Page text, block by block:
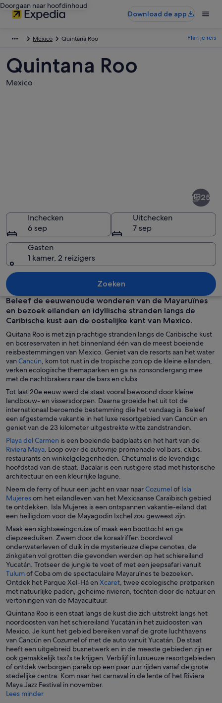
Doorgaan naar hoofdinhoud
Download de app
Mexico Quintana Roo Plan je reis
Quintana Roo
Mexico
Een strand met helder turquoise
25
Inchecken
6 sep
Uitchecken
7 sep
Gasten
1 kamer, 2 reizigers
Zoeken
Beleef de eeuwenoude wonderen van de Mayaruïnes
en bezoek eilanden en idyllische stranden langs de
Caribische kust aan de oostelijke kant van Mexico.
Quitana Roo is met zijn prachtige stranden langs de Caribische kust
en bosreservaten in het binnenland één van de meest boeiende
reisbestemmingen van Mexico. Geniet van de resorts aan het water
vanCancúnO
p
e
t
i
n
e
e
n
n
i
e
u
v
e
n
s
t
e
r
, kom tot rust in de tropische zon op de kleine eilanden,
verken ecologische themaparken en ga na zonsondergang mee
met de nachtbrakers naar de bars en clubs.
Tot laat 20e eeuw werd de staat vooral bewoond door kleine
landbouw- en vissersdorpen. Daarna groeide het uit tot de
internationaal beroemde bestemming die het vandaag is. Beleef
een afgestemde vakantie in het luxe resortgebied van Cancún en
geniet van de 23 kilometer uitgestrekte witte zandstranden.
Playa del CarmenO
p
e
n
t
n
e
e
n
n
i
e
u
w
v
e
n
s
e
r
is een boeiende badplaats en het hart van de
Riviera MayaO
p
e
n
i
n
e
e
n
n
i
e
u
w
v
e
n
t
e
r
. Loop over de autovrije promenade vol bars, clubs,
restaurants en winkelgelegenheden. Chetumal is de levendige
hoofdstad van de staat. Bacalar is een rustigere stad met historische
architectuur en een kleurrijke lagune.
Neem de ferry of huur een jacht en vaar naarCozumelO
p
e
n
i
n
e
e
n
n
e
w
v
e
n
s
t
e
r
of Isla
MujeresO
p
e
t
i
n
e
e
n
n
i
e
u
w
v
e
n
s
t
e
r
om het eilandleven van het Mexicaanse Caraïbisch gebied
te ontdekken. Isla Mujeres is een ontspannen vakantie-eiland dat
een heiligdom voor de Mayagodin Ixchel zou geweest zijn.
Maak een sightseeingcruise of maak een boottocht en ga
diepzeeduiken. Zwem door de koraalriffen boordevol
onderwaterleven of duik in de mysterieuze diepe cenotes, de
zinkgaten vol grotten die gevonden werden op het schiereiland
Yucatán. Trotseer de jungle te voet of met een jeepsafari vanuit
TulumO
p
e
n
i
n
e
e
n
n
i
e
u
w
of Coba om de spectaculaire Mayaruïnes te bezoeken.
Ontdek het Parque Xel-Há enXcaretO
p
t
i
n
e
e
n
n
i
, twee ecologische pretparken
met natuurlijke paden, geheime rivieren, tochten door de natuur en
vertoningen van de Mayacultuur.
Quintana Roo is een staat langs de kust die zich uitstrekt langs het
noordoosten van het schiereiland Yucatán in het zuidoosten van
Mexico. Je kunt het gebied bereiken vanaf de grote luchthavens
van Cancún en Cozumel of met de auto vanuit Yucatán. De staat
heeft een uitgebreid busnetwerk en in de meeste gebieden zijn er
ook gemakkelijk taxi's te krijgen. Verblijf in luxueuze resortgebieden
of ontdek verborgen parels op een paar uur rijden vanaf de grote
stedelijke centra. Kom naar het carnaval in de lente of het Riviera
Maya Jazz Festival in november.
Lees minder